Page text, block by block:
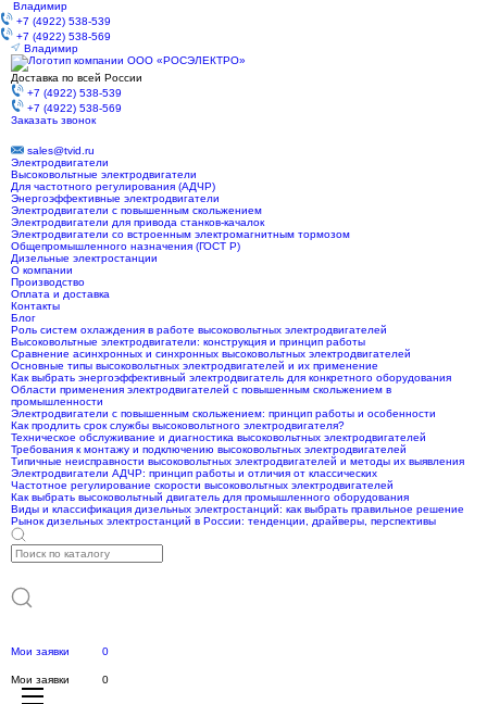
Владимир
+7 (4922) 538-539
+7 (4922) 538-569
Владимир
Доставка по всей России
+7 (4922) 538-539
+7 (4922) 538-569
Заказать звонок
sales@tvid.ru
Электродвигатели
Высоковольтные электродвигатели
Для частотного регулирования (АДЧР)
Энергоэффективные электродвигатели
Электродвигатели с повышенным скольжением
Электродвигатели для привода станков-качалок
Электродвигатели со встроенным электромагнитным тормозом
Общепромышленного назначения (ГОСТ Р)
Дизельные электростанции
О компании
Производство
Оплата и доставка
Контакты
Блог
Роль систем охлаждения в работе высоковольтных электродвигателей
Высоковольтные электродвигатели: конструкция и принцип работы
Сравнение асинхронных и синхронных высоковольтных электродвигателей
Основные типы высоковольтных электродвигателей и их применение
Как выбрать энергоэффективный электродвигатель для конкретного оборудования
Области применения электродвигателей с повышенным скольжением в
промышленности
Электродвигатели с повышенным скольжением: принцип работы и особенности
Как продлить срок службы высоковольтного электродвигателя?
Техническое обслуживание и диагностика высоковольтных электродвигателей
Требования к монтажу и подключению высоковольтных электродвигателей
Типичные неисправности высоковольтных электродвигателей и методы их выявления
Электродвигатели АДЧР: принцип работы и отличия от классических
Частотное регулирование скорости высоковольтных электродвигателей
Как выбрать высоковольтный двигатель для промышленного оборудования
Виды и классификация дизельных электростанций: как выбрать правильное решение
Рынок дизельных электростанций в России: тенденции, драйверы, перспективы
Мои заявки 0
Мои заявки 0